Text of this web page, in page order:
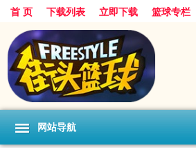
首 页 下载列表 立即下载 篮球专栏
网站导航